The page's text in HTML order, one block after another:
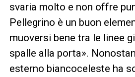
svaria molto e non offre
Pellegrino è un buon
muoversi bene tra le linee
spalle alla porta».
esterno biancoceleste ha